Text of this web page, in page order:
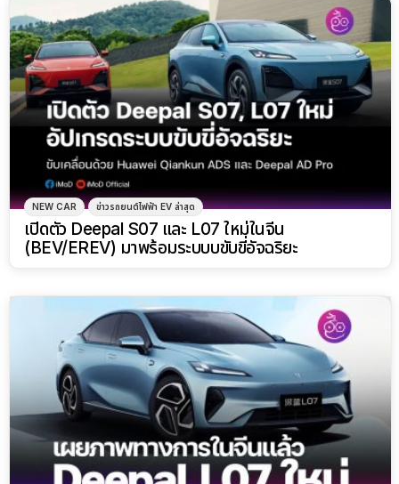
NEW CAR ข่าวรถยนต์ไฟฟ้า EV ล่าสุด
เปิดตัว Deepal S07 และ L07 ใหม่ในจีน
(BEV/EREV) มาพร้อมระบบบขับขี่อัจฉริยะ